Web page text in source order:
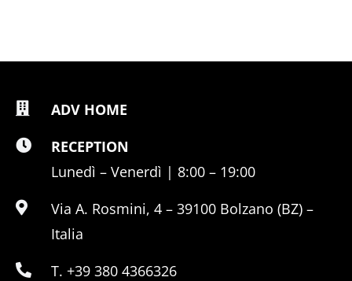
ADV HOME
RECEPTION
Lunedì – Venerdì | 8:00 – 19:00
Via A. Rosmini, 4 – 39100 Bolzano (BZ) –
Italia
T. +39 380 4366326